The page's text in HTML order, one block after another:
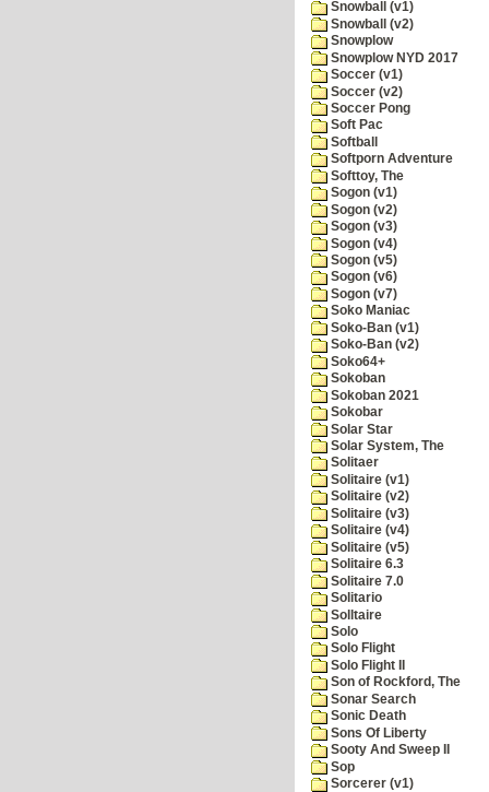
Snowball (v1)
Snowball (v2)
Snowplow
Snowplow NYD 2017
Soccer (v1)
Soccer (v2)
Soccer Pong
Soft Pac
Softball
Softporn Adventure
Softtoy, The
Sogon (v1)
Sogon (v2)
Sogon (v3)
Sogon (v4)
Sogon (v5)
Sogon (v6)
Sogon (v7)
Soko Maniac
Soko-Ban (v1)
Soko-Ban (v2)
Soko64+
Sokoban
Sokoban 2021
Sokobar
Solar Star
Solar System, The
Solitaer
Solitaire (v1)
Solitaire (v2)
Solitaire (v3)
Solitaire (v4)
Solitaire (v5)
Solitaire 6.3
Solitaire 7.0
Solitario
Solltaire
Solo
Solo Flight
Solo Flight II
Son of Rockford, The
Sonar Search
Sonic Death
Sons Of Liberty
Sooty And Sweep II
Sop
Sorcerer (v1)